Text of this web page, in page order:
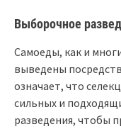
Выборочное
Самоеды, как и
выведены
означает, что
сильных и
разведения, чтобы